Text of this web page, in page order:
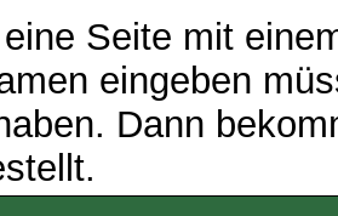
Seite mit
eingeben
Dann